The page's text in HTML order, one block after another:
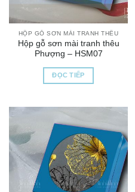
HỘP GỖ SƠN MÀI TRANH THÊU
Hộp gỗ sơn mài tranh thêu
Phượng – HSM07
ĐỌC TIẾP